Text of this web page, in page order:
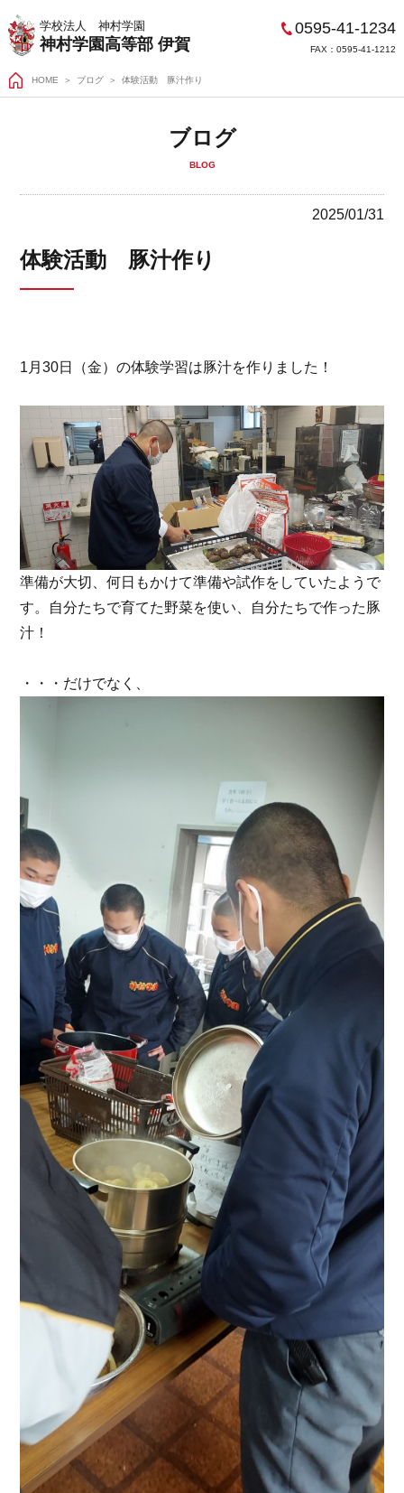
学校法人 神村学園
神村学園高等部 伊賀
0595-41-1234
FAX：0595-41-1212
HOME ＞ ブログ 体験活動 豚汁作り
ブログ
BLOG
2025/01/31
体験活動 豚汁作り
1月30日（金）の体験学習は豚汁を作りました！
準備が大切、何日もかけて準備や試作をしていたようで
す。自分たちで育てた野菜を使い、自分たちで作った豚
汁！
・・・だけでなく、